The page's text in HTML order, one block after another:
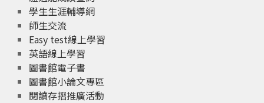
學生生涯輔導網
師生交流
Easy test線上學習
英語線上學習
圖書館電子書
圖書館小論文專區
閱讀存摺推廣活動